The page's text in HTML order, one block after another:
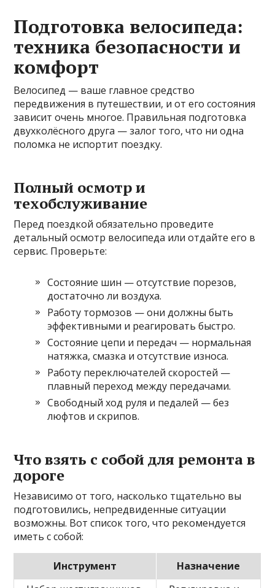
Подготовка велосипеда:
техника безопасности и
комфорт
Велосипед — ваше главное средство
передвижения в путешествии, и от его состояния
зависит очень многое. Правильная подготовка
двухколёсного друга — залог того, что ни одна
поломка не испортит поездку.
Полный осмотр и
техобслуживание
Перед поездкой обязательно проведите
детальный осмотр велосипеда или отдайте его в
сервис. Проверьте:
Состояние шин — отсутствие порезов,
достаточно ли воздуха.
Работу тормозов — они должны быть
эффективными и реагировать быстро.
Состояние цепи и передач — нормальная
натяжка, смазка и отсутствие износа.
Работу переключателей скоростей —
плавный переход между передачами.
Свободный ход руля и педалей — без
люфтов и скрипов.
Что взять с собой для ремонта в
дороге
Независимо от того, насколько тщательно вы
подготовились, непредвиденные ситуации
возможны. Вот список того, что рекомендуется
иметь с собой:
Инструмент
Назначение